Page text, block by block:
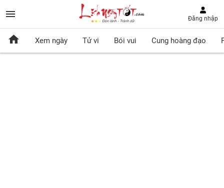
Đăng nhập
Xem ngày Tử vi Bói vui Cung hoàng đạo